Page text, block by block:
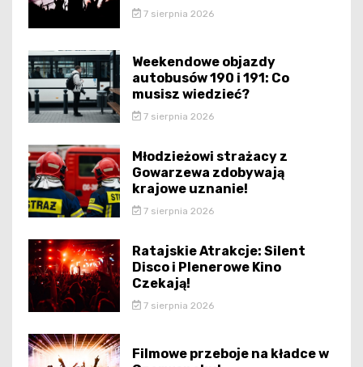
7 sierpnia 2026
Weekendowe objazdy
autobusów 190 i 191: Co
musisz wiedzieć?
7 sierpnia 2026
Młodzieżowi strażacy z
Gowarzewa zdobywają
krajowe uznanie!
7 sierpnia 2026
Ratajskie Atrakcje: Silent
Disco i Plenerowe Kino
Czekają!
7 sierpnia 2026
Filmowe przeboje na kładce w